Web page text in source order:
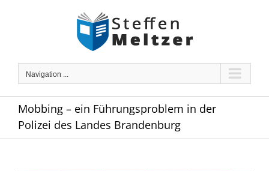
Navigation ...
Mobbing – ein Führungsproblem in der
Polizei des Landes Brandenburg